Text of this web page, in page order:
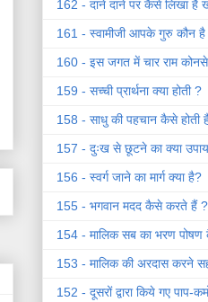
162 - दाने दाने पर कैसे लिखा है
161 - स्वामीजी आपके गुरु कौन
160 - इस जगत में चार राम
159 - सच्ची प्रार्थना क्या होती ?
158 - साधु की पहचान कैसे होती
157 - दुःख से छूटने का क्या
156 - स्वर्ग जाने का मार्ग क्या है?
155 - भगवान मदद कैसे करते हैं ?
154 - मालिक सब का भरण
153 - मालिक की अरदास करने
152 - दूसरों द्वारा किये गए पाप-